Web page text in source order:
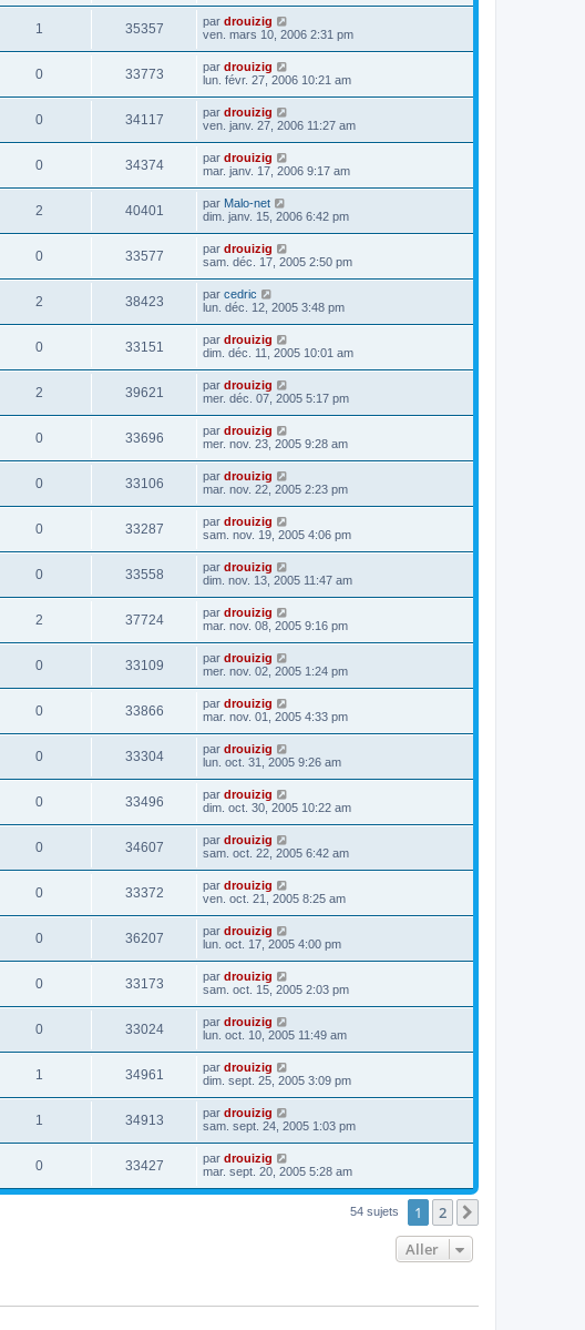
1 35357 par drouizig
ven. mars 10, 2006 2:31 pm
0 33773 par drouizig
lun. févr. 27, 2006 10:21 am
0 34117 par drouizig
ven. janv. 27, 2006 11:27 am
0 34374 par drouizig
mar. janv. 17, 2006 9:17 am
2 40401 par Malo-net
dim. janv. 15, 2006 6:42 pm
0 33577 par drouizig
sam. déc. 17, 2005 2:50 pm
2 38423 par cedric
lun. déc. 12, 2005 3:48 pm
0 33151 par drouizig
dim. déc. 11, 2005 10:01 am
2 39621 par drouizig
mer. déc. 07, 2005 5:17 pm
0 33696 par drouizig
mer. nov. 23, 2005 9:28 am
0 33106 par drouizig
mar. nov. 22, 2005 2:23 pm
0 33287 par drouizig
sam. nov. 19, 2005 4:06 pm
0 33558 par drouizig
dim. nov. 13, 2005 11:47 am
2 37724 par drouizig
mar. nov. 08, 2005 9:16 pm
0 33109 par drouizig
mer. nov. 02, 2005 1:24 pm
0 33866 par drouizig
mar. nov. 01, 2005 4:33 pm
0 33304 par drouizig
lun. oct. 31, 2005 9:26 am
0 33496 par drouizig
dim. oct. 30, 2005 10:22 am
0 34607 par drouizig
sam. oct. 22, 2005 6:42 am
0 33372 par drouizig
ven. oct. 21, 2005 8:25 am
0 36207 par drouizig
lun. oct. 17, 2005 4:00 pm
0 33173 par drouizig
sam. oct. 15, 2005 2:03 pm
0 33024 par drouizig
lun. oct. 10, 2005 11:49 am
1 34961 par drouizig
dim. sept. 25, 2005 3:09 pm
1 34913 par drouizig
sam. sept. 24, 2005 1:03 pm
0 33427 par drouizig
mar. sept. 20, 2005 5:28 am
54 sujets 1 2
Aller